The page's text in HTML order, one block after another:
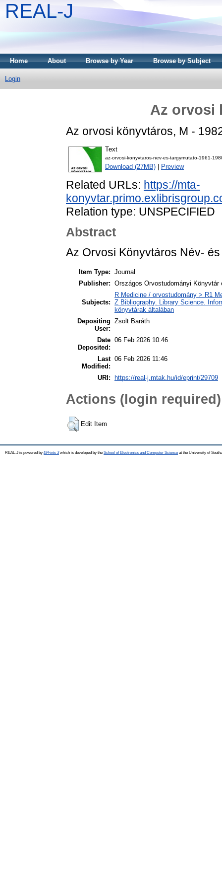
REAL-J
Home About Browse by Year Browse by Subject
Login
Az orvosi
Az orvosi könyvtáros, M -
Text
az-orvosi-konyvtaros-nev-es-targymutato-1961-
Download (27MB) Preview
Related URLs: https://mta-
Relation type: UNSPECIFIED
Abstract
Az Orvosi Könyvtáros Név-
Item Type: Journal
Publisher: Országos Orvostudományi
Subjects:
R Medicine / orvostudomány > R1
Z Bibliography. Library Science.
könyvtárak általában
Depositing
User:
Zsolt Baráth
Date
Deposited:
06 Feb 2026 10:46
Last
Modified:
06 Feb 2026 11:46
URI: https://real-j.mtak.hu/id/eprint/29709
Actions (login required)
Edit Item
REAL-J is powered by EPrints 3which is developed by the School of Electronics and Computer Science at the University of